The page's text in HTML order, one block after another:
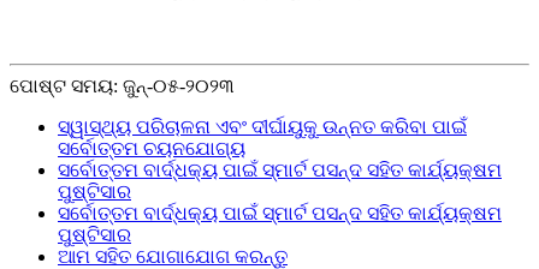
ପୋଷ୍ଟ ସମୟ: ଜୁନ୍-୦୫-୨୦୨୩
ସ୍ୱାସ୍ଥ୍ୟ ପରିଚାଳନା ଏବଂ ଦୀର୍ଘାୟୁକୁ ଉନ୍ନତ କରିବା ପାଇଁ
ସର୍ବୋତ୍ତମ ଚୟନଯୋଗ୍ୟ
ସର୍ବୋତ୍ତମ ବାର୍ଦ୍ଧକ୍ୟ ପାଇଁ ସ୍ମାର୍ଟ ପସନ୍ଦ ସହିତ କାର୍ଯ୍ୟକ୍ଷମ
ପୁଷ୍ଟିସାର
ସର୍ବୋତ୍ତମ ବାର୍ଦ୍ଧକ୍ୟ ପାଇଁ ସ୍ମାର୍ଟ ପସନ୍ଦ ସହିତ କାର୍ଯ୍ୟକ୍ଷମ
ପୁଷ୍ଟିସାର
ଆମ ସହିତ ଯୋଗାଯୋଗ କରନ୍ତୁ